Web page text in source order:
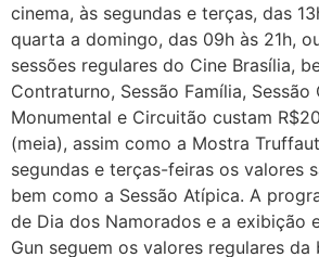
cinema, às segundas e terças, das
quarta a domingo, das 09h às 21h,
sessões regulares do Cine Brasília,
Contraturno, Sessão Família, Sessão
Monumental e Circuitão custam
(meia), assim como a Mostra
segundas e terças-feiras os valores
bem como a Sessão Atípica. A
de Dia dos Namorados e a exibição
Gun seguem os valores regulares da